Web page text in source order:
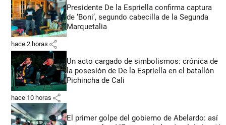
Presidente De la Espriella confirma captura
de ‘Boni’, segundo cabecilla de la Segunda
Marquetalia
hace 2 horas share
Un acto cargado de simbolismos: crónica de
la posesión de De la Espriella en el batallón
Pichincha de Cali
hace 10 horas share
El primer golpe del gobierno de Abelardo: así